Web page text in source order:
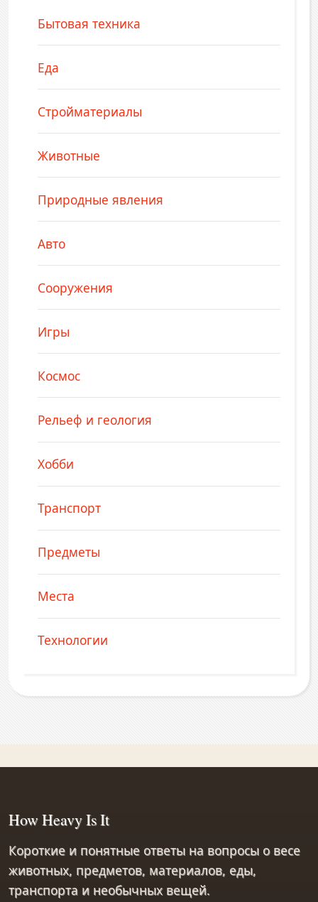
Бытовая техника
Еда
Стройматериалы
Животные
Природные явления
Авто
Сооружения
Игры
Космос
Рельеф и геология
Хобби
Транспорт
Предметы
Места
Технологии
How Heavy Is It
Короткие и понятные ответы на вопросы о весе
животных, предметов, материалов, еды,
транспорта и необычных вещей.